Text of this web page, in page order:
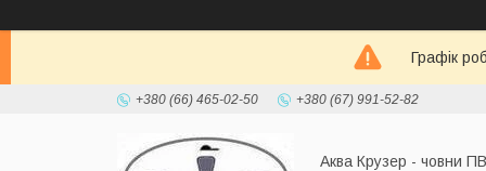
Графік
+380 (66) 465-02-50 +380 (67) 991-52-82
Аква Крузер - човни